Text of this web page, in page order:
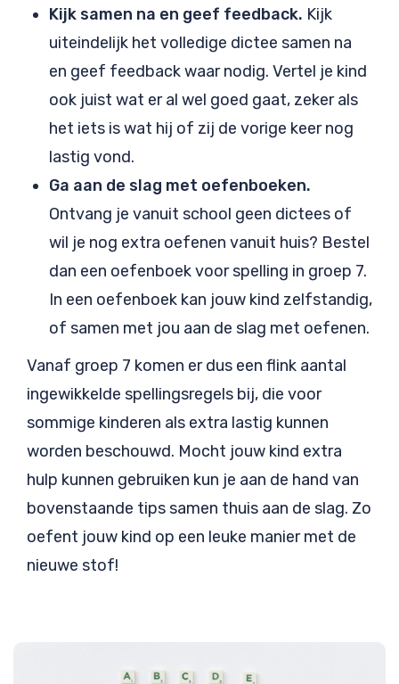
Kijk samen na en geef feedback. Kijk
uiteindelijk het volledige dictee samen na
en geef feedback waar nodig. Vertel je kind
ook juist wat er al wel goed gaat, zeker als
het iets is wat hij of zij de vorige keer nog
lastig vond.
Ga aan de slag met oefenboeken.
Ontvang je vanuit school geen dictees of
wil je nog extra oefenen vanuit huis? Bestel
dan een oefenboek voor spelling in groep 7.
In een oefenboek kan jouw kind zelfstandig,
of samen met jou aan de slag met oefenen.
Vanaf groep 7 komen er dus een flink aantal
ingewikkelde spellingsregels bij, die voor
sommige kinderen als extra lastig kunnen
worden beschouwd. Mocht jouw kind extra
hulp kunnen gebruiken kun je aan de hand van
bovenstaande tips samen thuis aan de slag. Zo
oefent jouw kind op een leuke manier met de
nieuwe stof!